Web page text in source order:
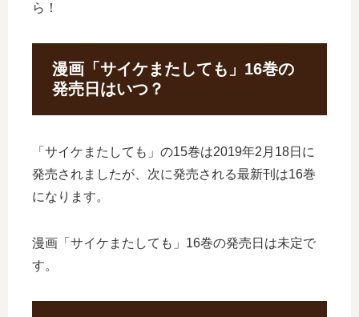
ら！
漫画「サイケまたしても」16巻の
発売日はいつ？
「サイケまたしても」の15巻は2019年2月18日に
発売されましたが、次に発売される最新刊は16巻
になります。
漫画「サイケまたしても」16巻の発売日は未定で
す。